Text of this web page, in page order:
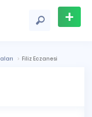
+
Filiz Eczanesi